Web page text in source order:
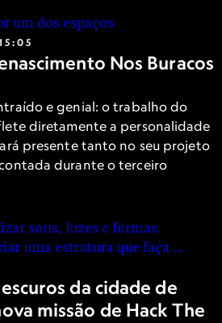
Nos Buracos
e genial: o trabalho do
diretamente a personalidade
presente tanto no seu projeto
durante o terceiro
da cidade de
missão de Hack The